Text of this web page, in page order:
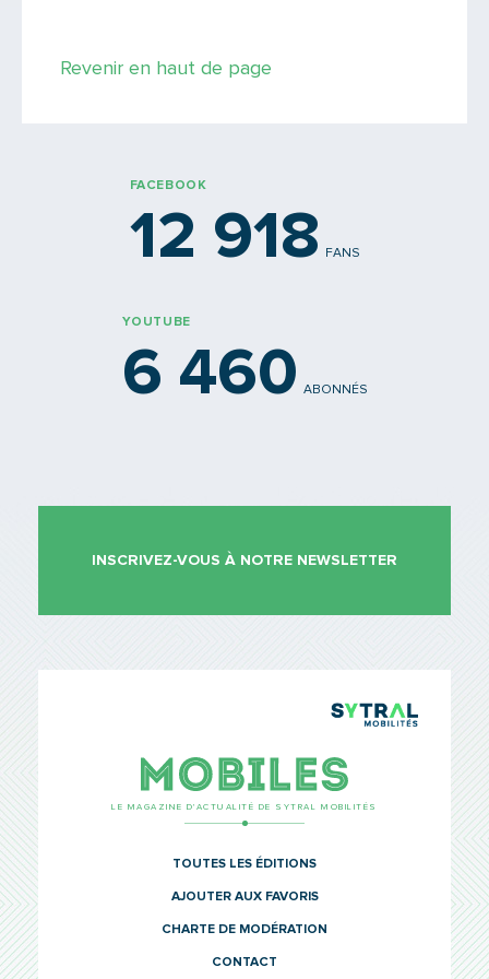
Revenir en haut de page
FACEBOOK
12 918 FANS
YOUTUBE
6 460 ABONNÉS
INSCRIVEZ-VOUS À NOTRE NEWSLETTER
LE MAGAZINE D’ACTUALITÉ DE SYTRAL MOBILITÉS
TOUTES LES ÉDITIONS
AJOUTER AUX FAVORIS
CHARTE DE MODÉRATION
CONTACT